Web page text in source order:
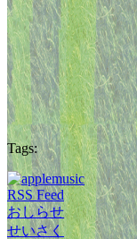
Tags:
RSS Feed
おしらせ
せいさく